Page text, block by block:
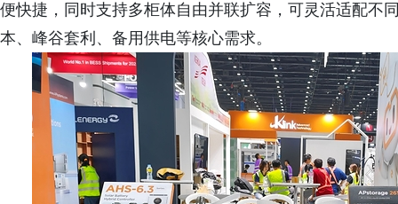
便快捷，同时支持多柜体自由并联扩容，可灵活适配不
本、峰谷套利、备用供电等核心需求。